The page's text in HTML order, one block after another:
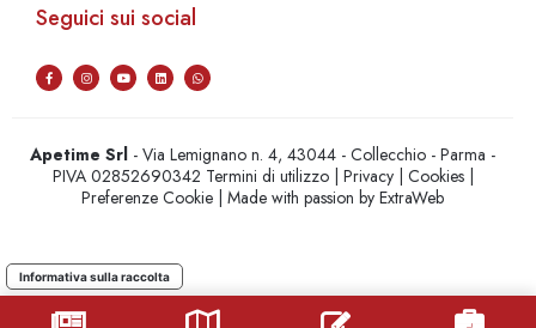
Seguici sui social
Apetime Srl - Via Lemignano n. 4, 43044 - Collecchio - Parma -
PIVA 02852690342 Termini di utilizzo| Privacy| Cookies|
Preferenze Cookie | Made with passion byExtraWeb
Informativa sulla raccolta